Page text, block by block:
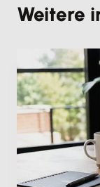
Weitere
Mi.